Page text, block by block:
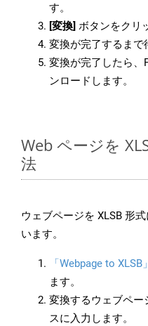
す。
[変換] ボタンをクリ
変換が完了するまで
変換が完了したら、
ンロードします。
Web ページを
法
ウェブページを XLSB 形
います。
「Webpage to XLSB」
ます。
変換するウェブペー
スに入力します。